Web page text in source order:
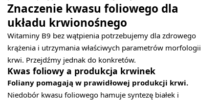
Znaczenie kwasu foliowego dla
układu krwionośnego
Witaminy B9 bez wątpienia potrzebujemy dla zdrowego
krążenia i utrzymania właściwych parametrów morfologii
krwi. Przejdźmy jednak do konkretów.
Kwas foliowy a produkcja krwinek
Foliany pomagają w prawidłowej produkcji krwi.
Niedobór kwasu foliowego hamuje syntezę białek i